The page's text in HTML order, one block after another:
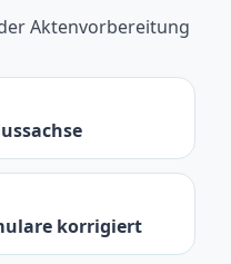
Aktenvorbereitung
korrigiert